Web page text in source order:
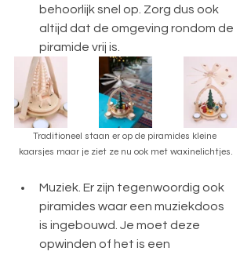
behoorlijk snel op. Zorg dus ook
altijd dat de omgeving rondom de
piramide vrij is.
Traditioneel staan er op de piramides kleine
kaarsjes maar je ziet ze nu ook met waxinelichtjes.
Muziek. Er zijn tegenwoordig ook
piramides waar een muziekdoos
is ingebouwd. Je moet deze
opwinden of het is een